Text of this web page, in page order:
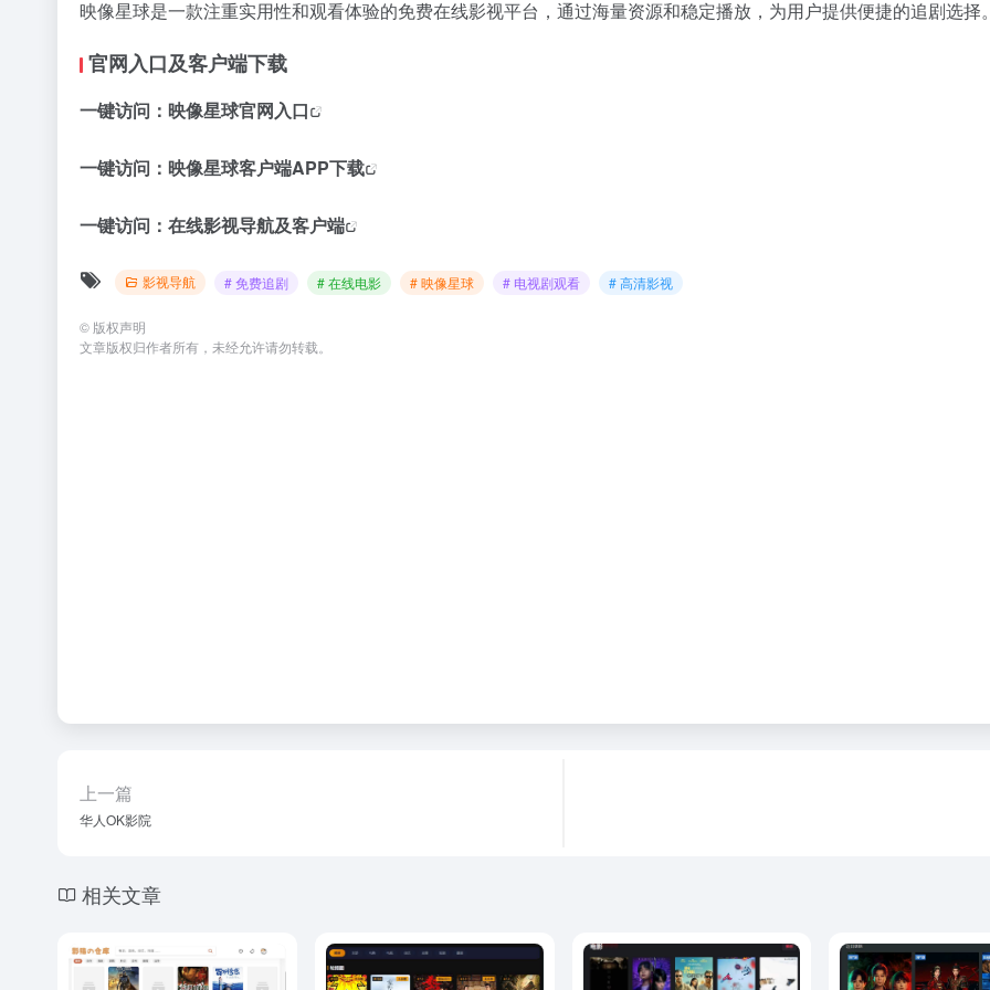
映像星球是一款注重实用性和观看体验的免费在线影视平台，通过海量资源和稳定播放，为用户提供便捷的追剧选择
官网入口及客户端下载
一键访问： 映像星球官网入口
一键访问： 映像星球客户端APP下载
一键访问： 在线影视导航及客户端
影视导航 # 免费追剧 # 在线电影 # 映像星球 # 电视剧观看 # 高清影视
© 版权声明
文章版权归作者所有，未经允许请勿转载。
上一篇
华人OK影院
相关文章